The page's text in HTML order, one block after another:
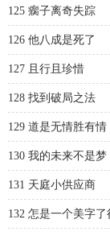
125 瘸子离奇失踪
126 他八成是死了
127 且行且珍惜
128 找到破局之法
129 道是无情胜有情
130 我的未来不是梦
131 天庭小供应商
132 怎是一个美字了